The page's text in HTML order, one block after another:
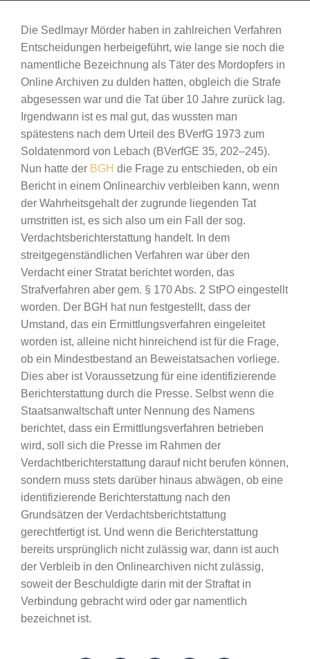
Die Sedlmayr Mörder haben in zahlreichen Verfahren
Entscheidungen herbeigeführt, wie lange sie noch die
namentliche Bezeichnung als Täter des Mordopfers in
Online Archiven zu dulden hatten, obgleich die Strafe
abgesessen war und die Tat über 10 Jahre zurück lag.
Irgendwann ist es mal gut, das wussten man
spätestens nach dem Urteil des BVerfG 1973 zum
Soldatenmord von Lebach (BVerfGE 35, 202–245).
Nun hatte der BGH die Frage zu entschieden, ob ein
Bericht in einem Onlinearchiv verbleiben kann, wenn
der Wahrheitsgehalt der zugrunde liegenden Tat
umstritten ist, es sich also um ein Fall der sog.
Verdachtsberichterstattung handelt. In dem
streitgegenständlichen Verfahren war über den
Verdacht einer Stratat berichtet worden, das
Strafverfahren aber gem. § 170 Abs. 2 StPO eingestellt
worden. Der BGH hat nun festgestellt, dass der
Umstand, das ein Ermittlungsverfahren eingeleitet
worden ist, alleine nicht hinreichend ist für die Frage,
ob ein Mindestbestand an Beweistatsachen vorliege.
Dies aber ist Voraussetzung für eine identifizierende
Berichterstattung durch die Presse. Selbst wenn die
Staatsanwaltschaft unter Nennung des Namens
berichtet, dass ein Ermittlungsverfahren betrieben
wird, soll sich die Presse im Rahmen der
Verdachtberichterstattung darauf nicht berufen können,
sondern muss stets darüber hinaus abwägen, ob eine
identifizierende Berichterstattung nach den
Grundsätzen der Verdachtsberichtstattung
gerechtfertigt ist. Und wenn die Berichterstattung
bereits ursprünglich nicht zulässig war, dann ist auch
der Verbleib in den Onlinearchiven nicht zulässig,
soweit der Beschuldigte darin mit der Straftat in
Verbindung gebracht wird oder gar namentlich
bezeichnet ist.